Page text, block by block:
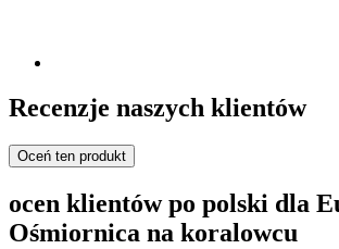
Recenzje naszych klientów
Oceń ten produkt
ocen klientów po polski dla
Ośmiornica na koralowcu